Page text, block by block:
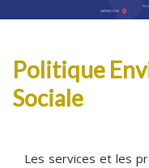
Politique
Sociale
Les services et les